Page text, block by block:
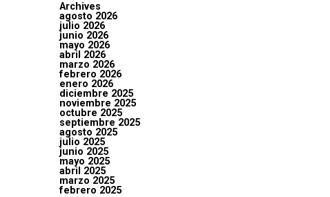
Archives
agosto 2026
julio 2026
junio 2026
mayo 2026
abril 2026
marzo 2026
febrero 2026
enero 2026
diciembre 2025
noviembre 2025
octubre 2025
septiembre 2025
agosto 2025
julio 2025
junio 2025
mayo 2025
abril 2025
marzo 2025
febrero 2025